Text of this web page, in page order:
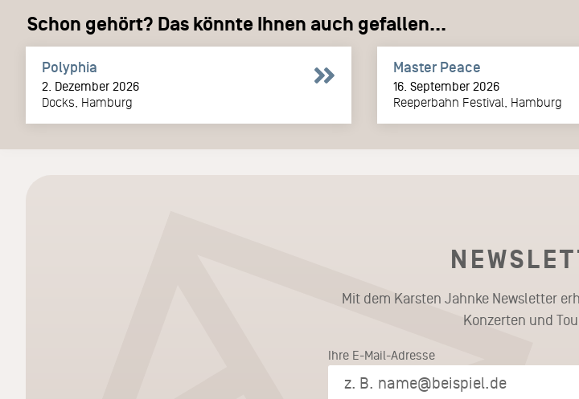
Schon gehört? Das könnte Ihnen auch gefallen...
Polyphia
2. Dezember 2026
Docks, Hamburg
Master Peace
16. September 2026
Reeperbahn Festival, Hamburg
Mit dem Karsten Jahnke Newsletter
Konzerten und
Ihre E-Mail-Adresse